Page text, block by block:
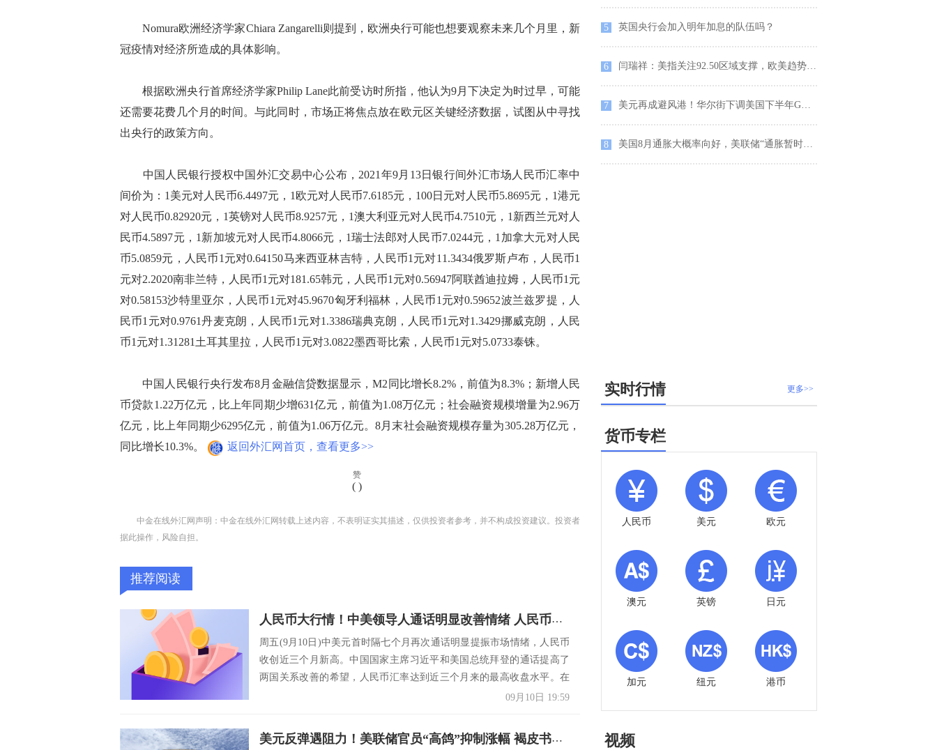
Nomura欧洲经济学家Chiara Zangarelli则提到，欧洲央行可能也想要观察未来几个月里，新
冠疫情对经济所造成的具体影响。
根据欧洲央行首席经济学家Philip Lane此前受访时所指，他认为9月下决定为时过早，可能
还需要花费几个月的时间。与此同时，市场正将焦点放在欧元区关键经济数据，试图从中寻找
出央行的政策方向。
中国人民银行授权中国外汇交易中心公布，2021年9月13日银行间外汇市场人民币汇率中
间价为：1美元对人民币6.4497元，1欧元对人民币7.6185元，100日元对人民币5.8695元，1港元
对人民币0.82920元，1英镑对人民币8.9257元，1澳大利亚元对人民币4.7510元，1新西兰元对人
民币4.5897元，1新加坡元对人民币4.8066元，1瑞士法郎对人民币7.0244元，1加拿大元对人民
币5.0859元，人民币1元对0.64150马来西亚林吉特，人民币1元对11.3434俄罗斯卢布，人民币1
元对2.2020南非兰特，人民币1元对181.65韩元，人民币1元对0.56947阿联酋迪拉姆，人民币1元
对0.58153沙特里亚尔，人民币1元对45.9670匈牙利福林，人民币1元对0.59652波兰兹罗提，人
民币1元对0.9761丹麦克朗，人民币1元对1.3386瑞典克朗，人民币1元对1.3429挪威克朗，人民
币1元对1.31281土耳其里拉，人民币1元对3.0822墨西哥比索，人民币1元对5.0733泰铢。
中国人民银行央行发布8月金融信贷数据显示，M2同比增长8.2%，前值为8.3%；新增人民
币贷款1.22万亿元，比上年同期少增631亿元，前值为1.08万亿元；社会融资规模增量为2.96万
亿元，比上年同期少6295亿元，前值为1.06万亿元。8月末社会融资规模存量为305.28万亿元，
同比增长10.3%。
返回外汇网首页，查看更多>>
赞
( )
中金在线外汇网声明：中金在线外汇网转载上述内容，不表明证实其描述，仅供投资者参考，并不构成投资建议。投资者
据此操作，风险自担。
推荐阅读
人民币大行情！中美领导人通话明显改善情绪 人民币放量收创近三个月新高
周五(9月10日)中美元首时隔七个月再次通话明显提振市场情绪，人民币
收创近三个月新高。中国国家主席习近平和美国总统拜登的通话提高了
两国关系改善的希望，人民币汇率达到近三个月来的最高收盘水平。在
09月10日 19:59
美元反弹遇阻力！美联储官员“高鸽”抑制涨幅 褐皮书放缓重塑避风港 欧元持平、人民币中间价上调59基点
5 英国央行会加入明年加息的队伍吗？
6 闫瑞祥：美指关注92.50区域支撑，欧美趋势线压制
7 美元再成避风港！华尔街下调美国下半年GDP预测 美PPI数据联手欧洲央行 欧元走贬、人民币中间价上调69基点
8 美国8月通胀大概率向好，美联储“通胀暂时论”迎考验
更多>>
实时行情
货币专栏
人民币 美元 欧元
澳元 英镑 日元
加元 纽元 港币
视频